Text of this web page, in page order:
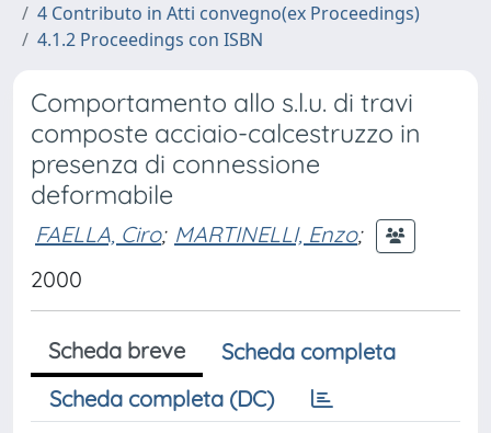
4 Contributo in Atti convegno(ex Proceedings)
4.1.2 Proceedings con ISBN
Comportamento allo s.l.u. di travi
composte acciaio-calcestruzzo in
presenza di connessione
deformabile
FAELLA, Ciro; MARTINELLI, Enzo;
2000
Scheda breve
Scheda completa
Scheda completa (DC)